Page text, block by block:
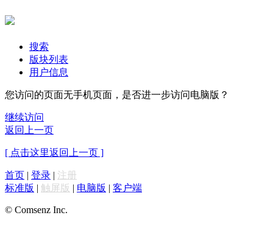
搜索
版块列表
用户信息
您访问的页面无手机页面，是否进一步访问电脑版？
继续访问
返回上一页
[ 点击这里返回上一页 ]
首页 | 登录 | 注册
标准版 | 触屏版 | 电脑版 | 客户端
© Comsenz Inc.